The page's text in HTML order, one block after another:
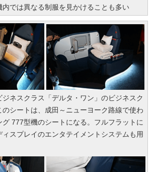
内では異なる制服を見かけることも多い
ジネスクラス「デルタ・ワン」のビジネスク
のシートは、成田～ニューヨーク路線で使わ
777型機のシートになる。フルフラットに
ィスプレイのエンタテイメントシステムも用